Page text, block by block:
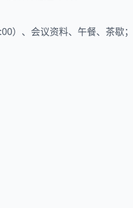
）、会议资料、午餐、茶歇；